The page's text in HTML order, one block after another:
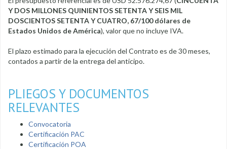
Y DOS MILLONES QUINIENTOS SETENTA Y SEIS MIL
DOSCIENTOS SETENTA Y CUATRO, 67/100 dólares de
Estados Unidos de América), valor que no incluye IVA.
El plazo estimado para la ejecución del Contrato es de 30 meses,
contados a partir de la entrega del anticipo.
PLIEGOS Y DOCUMENTOS
RELEVANTES
Convocatoria
Certificación PAC
Certificación POA